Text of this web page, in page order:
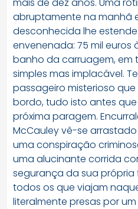
abruptamente na manhã
desconhecida lhe
envenenada: 75 mil euros
banho da carruagem, em
simples mas implacável.
passageiro misterioso
bordo, tudo isto antes
próxima paragem.
McCauley vê-se
uma conspiração
uma alucinante corrida
segurança da sua própria
todos os que viajam
literalmente presas por um